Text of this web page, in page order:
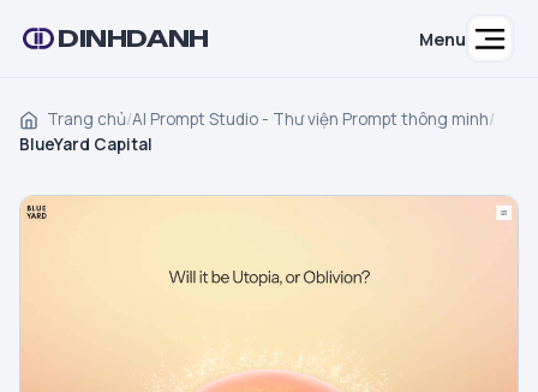
DINHDANH Menu
Trang chủ/AI Prompt Studio - Thư viện Prompt thông minh/
BlueYard Capital